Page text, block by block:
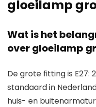
gloeilamp
Wat is het
over gloeilamp
De grote fitting is E27:
standaard in
huis- en